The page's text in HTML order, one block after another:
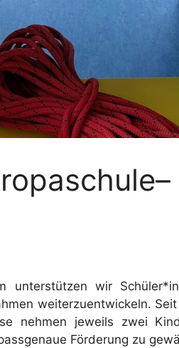
unterstützen wir
weiterzuentwickeln.
nehmen jeweils zwei
Förderung zu